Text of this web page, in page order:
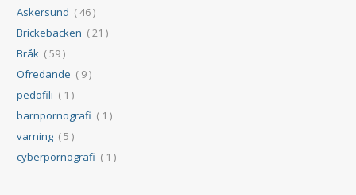
Askersund ( 46 )
Brickebacken ( 21 )
Bråk ( 59 )
Ofredande ( 9 )
pedofili ( 1 )
barnpornografi ( 1 )
varning ( 5 )
cyberpornografi ( 1 )